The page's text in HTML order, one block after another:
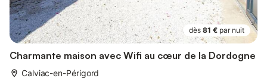
dès 81 € par nuit
Charmante maison avec Wifi au cœur de la Dordogne
Calviac-en-Périgord